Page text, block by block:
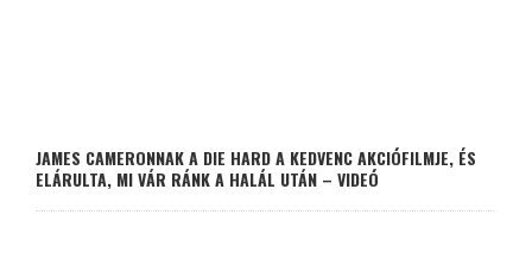
JAMES CAMERONNAK A DIE HARD A KEDVENC AKCIÓFILMJE, ÉS
ELÁRULTA, MI VÁR RÁNK A HALÁL UTÁN – VIDEÓ